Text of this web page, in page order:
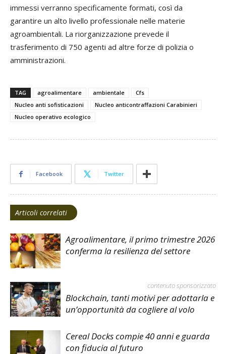
immessi verranno specificamente formati, così da
garantire un alto livello professionale nelle materie
agroambientali. La riorganizzazione prevede il
trasferimento di 750 agenti ad altre forze di polizia o
amministrazioni.
TAG agroalimentare ambientale
Cfs
Nucleo anti sofisticazioni
Nucleo anticontraffazioni Carabinieri
Nucleo operativo ecologico
Facebook Twitter
Articoli correlati
Agroalimentare, il primo trimestre 2026
conferma la resilienza del settore
contenuto sponsorizzato
Blockchain, tanti motivi per adottarla e
un’opportunità da cogliere al volo
Cereal Docks compie 40 anni e guarda
con fiducia al futuro